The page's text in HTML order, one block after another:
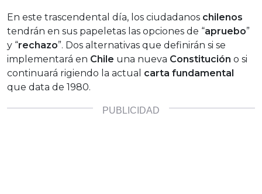
En este trascendental día, los ciudadanos chilenos
tendrán en sus papeletas las opciones de “apruebo”
y “rechazo”. Dos alternativas que definirán si se
implementará en Chile una nueva Constitución o si
continuará rigiendo la actual carta fundamental
que data de 1980.